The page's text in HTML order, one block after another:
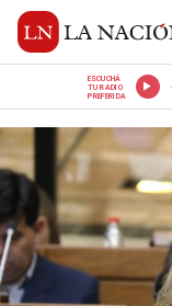
ESCUCHÁ
TU RADIO
PREFERIDA